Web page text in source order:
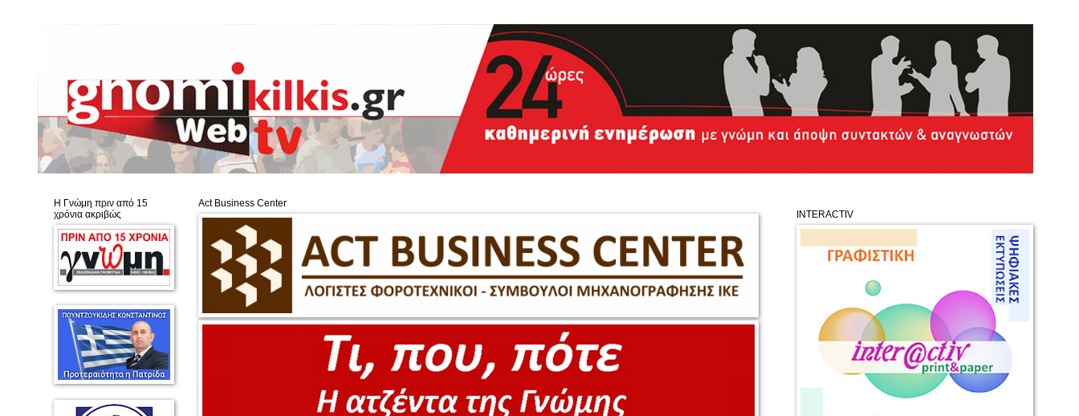
Act Business Center
Η Γνώμη πριν από 15
χρόνια ακριβώς
INTERACTIV